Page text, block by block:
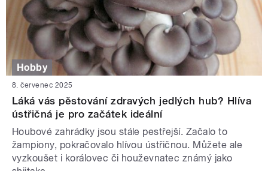
Hobby
8. červenec 2025
Láká vás pěstování zdravých jedlých hub? Hlíva
ústřičná je pro začátek ideální
Houbové zahrádky jsou stále pestřejší. Začalo to
žampiony, pokračovalo hlívou ústřičnou. Můžete ale
vyzkoušet i korálovec či houževnatec známý jako